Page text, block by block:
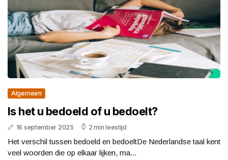
Algemeen
Is het u bedoeld of u bedoelt?
16 september 2025 2 min leestijd
Het verschil tussen bedoeld en bedoeltDe Nederlandse taal kent
veel woorden die op elkaar lijken, ma...